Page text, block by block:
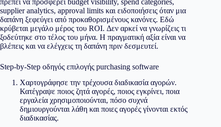
supplier analytics, approval limits και ειδοποιήσεις όταν μια
δαπάνη ξεφεύγει από προκαθορισμένους κανόνες. Εδώ
κρύβεται μεγάλο μέρος του ROI. Δεν αρκεί να γνωρίζεις τι
ξοδεύτηκε στο τέλος του μήνα. Η πραγματική αξία είναι να
βλέπεις και να ελέγχεις τη δαπάνη πριν δεσμευτεί.
Step-by-Step οδηγός επιλογής purchasing software
Χαρτογράφησε την τρέχουσα διαδικασία αγορών.
Κατέγραψε ποιος ζητά αγορές, ποιος εγκρίνει, ποια
εργαλεία χρησιμοποιούνται, πόσο συχνά
δημιουργούνται λάθη και ποιες αγορές γίνονται εκτός
διαδικασίας.